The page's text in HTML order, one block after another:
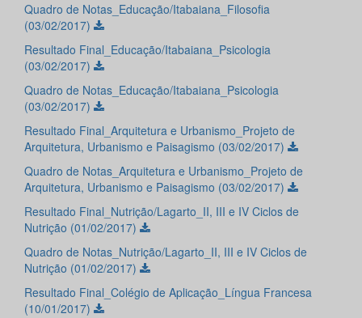
Quadro de Notas_Educação/Itabaiana_Filosofia
(03/02/2017)
Resultado Final_Educação/Itabaiana_Psicologia
(03/02/2017)
Quadro de Notas_Educação/Itabaiana_Psicologia
(03/02/2017)
Resultado Final_Arquitetura e Urbanismo_Projeto de
Arquitetura, Urbanismo e Paisagismo (03/02/2017)
Quadro de Notas_Arquitetura e Urbanismo_Projeto de
Arquitetura, Urbanismo e Paisagismo (03/02/2017)
Resultado Final_Nutrição/Lagarto_II, III e IV Ciclos de
Nutrição (01/02/2017)
Quadro de Notas_Nutrição/Lagarto_II, III e IV Ciclos de
Nutrição (01/02/2017)
Resultado Final_Colégio de Aplicação_Língua Francesa
(10/01/2017)